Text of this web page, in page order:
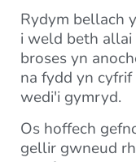
Rydym bellach
i weld beth allai
broses yn
na fydd yn
wedi'i gymryd.
Os hoffech
gellir gwneud